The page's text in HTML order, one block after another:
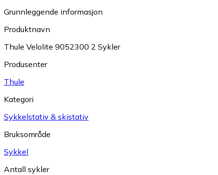
Grunnleggende informasjon
Produktnavn
Thule Velolite 9052300 2 Sykler
Produsenter
Thule
Kategori
Sykkelstativ & skistativ
Bruksområde
Sykkel
Antall sykler